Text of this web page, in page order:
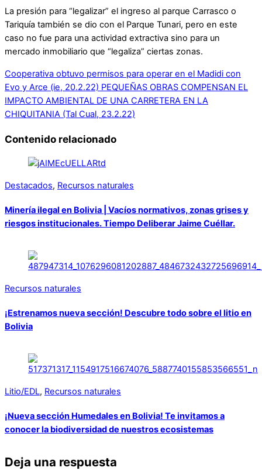
La presión para “legalizar” el ingreso al parque Carrasco o
Tariquía también se dio con el Parque Tunari, pero en este
caso no fue para una actividad extractiva sino para un
mercado inmobiliario que “legaliza” ciertas zonas.
Cooperativa obtuvo permisos para operar en el Madidi con
Evo y Arce (ie, 20.2.22) PEQUEÑAS OBRAS COMPENSAN EL
IMPACTO AMBIENTAL DE UNA CARRETERA EN LA
CHIQUITANIA (Tal Cual, 23.2.22)
Contenido relacionado
Destacados, Recursos naturales
Minería ilegal en Bolivia | Vacíos normativos, zonas grises y
riesgos institucionales. Tiempo Deliberar Jaime Cuéllar.
Recursos naturales
¡Estrenamos nueva sección! Descubre todo sobre el litio en
Bolivia
Litio/EDL, Recursos naturales
¡Nueva sección Humedales en Bolivia! Te invitamos a
conocer la biodiversidad de nuestros ecosistemas
Deja una respuesta